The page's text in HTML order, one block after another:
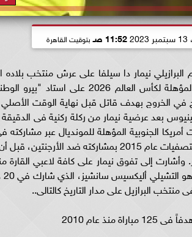
11:52 صـ بتوقيت القاهرة
البرازيلي نيمار دا سيلفا على عرش منتخب
التصفيات المؤهلة لكأس
في الخروج بهدف قاتل قبل نهاية الوقت
وأشارت إلى تفوق نيمار على كافة لاعبي
البرازيل على مدار التاريخ كالتالى..